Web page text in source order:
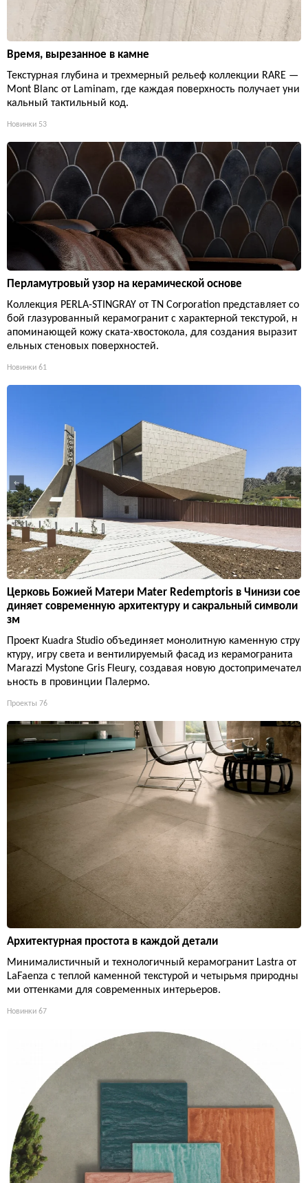
Время, вырезанное в камне
Текстурная глубина и трехмерный рельеф коллекции RARE —
Mont Blanc от Laminam, где каждая поверхность получает уни
кальный тактильный код.
Новинки 53
Перламутровый узор на керамической основе
Коллекция PERLA-STINGRAY от TN Corporation представляет со
бой глазурованный керамогранит с характерной текстурой, н
апоминающей кожу ската-хвостокола, для создания выразит
ельных стеновых поверхностей.
Новинки 61
Церковь Божией Матери Mater Redemptoris в Чинизи сое
диняет современную архитектуру и сакральный символи
зм
Проект Kuadra Studio объединяет монолитную каменную стру
ктуру, игру света и вентилируемый фасад из керамогранита
Marazzi Mystone Gris Fleury, создавая новую достопримечател
ьность в провинции Палермо.
Проекты 76
Архитектурная простота в каждой детали
Минималистичный и технологичный керамогранит Lastra от
LaFaenza с теплой каменной текстурой и четырьмя природны
ми оттенками для современных интерьеров.
Новинки 67